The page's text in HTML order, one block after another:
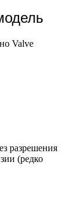
Valve
разрешения
(редко